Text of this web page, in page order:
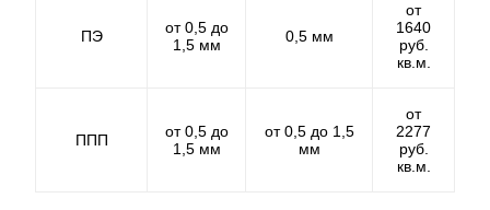
изготовления готового забора. Порошковое покрытие
обеспечивает долговечность готового изделия при
микрон. Чем толще слой декоративного покрытия,
тем дороже обойдется забор.
ПЭ
от 0,5 до
1,5 мм
0,5 мм
от
1640
руб.
кв.м.
ППП
от 0,5 до
1,5 мм
от 0,5 до 1,5
мм
от
2277
руб.
кв.м.